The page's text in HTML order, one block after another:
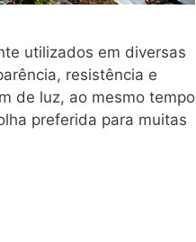
utilizados em diversas
resistência e
de luz, ao mesmo tempo
preferida para muitas